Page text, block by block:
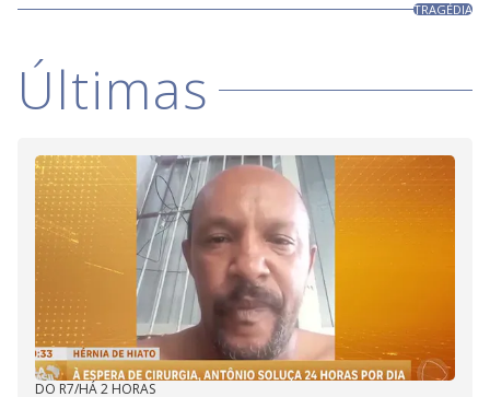
TRAGÉDIA
Últimas
DO R7/HÁ 2 HORAS